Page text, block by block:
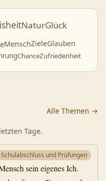
NaturGlück
MenschZieleGlauben
ChanceZufriedenheit
Alle Themen →
Tage.
und Prüfungen
sein eigenes Ich.